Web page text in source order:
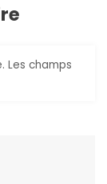
Les champs